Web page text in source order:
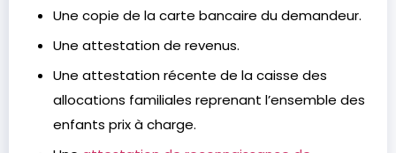
Une copie de la carte bancaire du demandeur.
Une attestation de revenus.
Une attestation récente de la caisse des
allocations familiales reprenant l’ensemble des
enfants prix à charge.